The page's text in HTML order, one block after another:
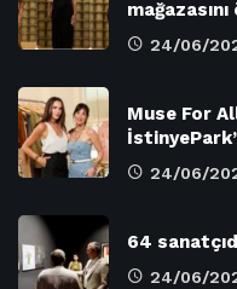
24/06/
Muse For
24/06/
64
24/06/